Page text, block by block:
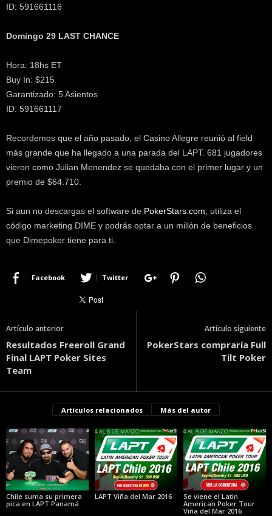
ID: 591661116
Domingo 29 LAST CHANCE
Hora: 18hs ET
Buy In: $215
Garantizado: 5 Asientos
ID: 591661117
Recordemos que el año pasado, el Casino Allegre reunió al field
más grande que ha llegado a una parada del LAPT. 681 jugadores
vieron como Julian Menendez se quedaba con el primer lugar y un
premio de $64.710.
Si aun no descargas el software de PokerStars.com , utiliza el
código marketing DIME y podrás optar a un millón de beneficios
que Dimepoker tiene para ti.
Facebook Twitter
Artículo anterior
Resultados Freeroll Grand
Final LAPT Poker Sites
Team
Artículo siguiente
PokerStars compraría Full
Tilt Poker
Artículos relacionados Más del autor
Chile suma su primera
pica en LAPT Panamá
LAPT Viña del Mar 2016
Se viene el Latin
American Poker Tour
Viña del Mar 2016